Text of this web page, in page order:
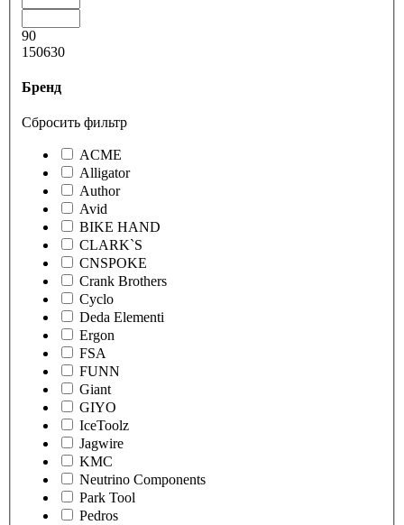
90
150630
Бренд
Сбросить фильтр
ACME
Alligator
Author
Avid
BIKE HAND
CLARK`S
CNSPOKE
Crank Brothers
Cyclo
Deda Elementi
Ergon
FSA
FUNN
Giant
GIYO
IceToolz
Jagwire
KMC
Neutrino Components
Park Tool
Pedros